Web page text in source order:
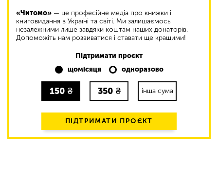
«Читомо» — це професійне медіа про книжки і
книговидання в Україні та світі. Ми залишаємось
незалежними лише завдяки коштам наших донаторів.
Допоможіть нам розвиватися і ставати ще кращими!
Підтримати проєкт
щомісяця
одноразово
150 ₴ 350 ₴ інша сума
ПІДТРИМАТИ ПРОЄКТ